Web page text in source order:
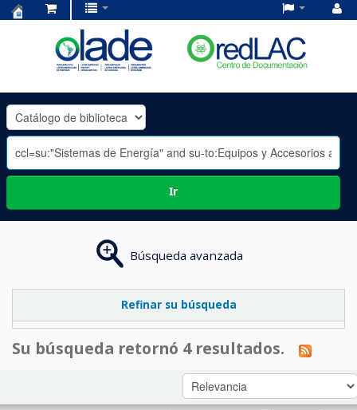
OLADE
-
Ir
Búsqueda avanzada
Refinar su búsqueda
Su búsqueda retornó 4 resultados.